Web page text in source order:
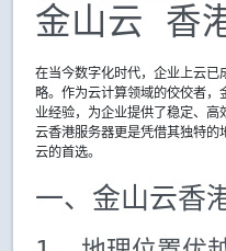
金山云 香
在当今数字化时代，企业上云已
略。作为云计算领域的佼佼者
业经验，为企业提供了稳定、高
云香港服务器更是凭借其独特的
云的首选。
一、金山云香